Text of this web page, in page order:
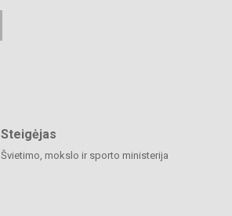
Steigėjas
Švietimo, mokslo ir sporto ministerija